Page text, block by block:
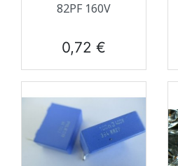
82PF 160V
Prix
0,72 €